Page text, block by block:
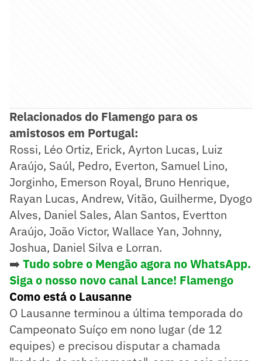
Relacionados do Flamengo para os
amistosos em Portugal:
Rossi, Léo Ortiz, Erick, Ayrton Lucas, Luiz
Araújo, Saúl, Pedro, Everton, Samuel Lino,
Jorginho, Emerson Royal, Bruno Henrique,
Rayan Lucas, Andrew, Vitão, Guilherme, Dyogo
Alves, Daniel Sales, Alan Santos, Evertton
Araújo, João Victor, Wallace Yan, Johnny,
Joshua, Daniel Silva e Lorran.
➡️ Tudo sobre o Mengão agora no WhatsApp.
Siga o nosso novo canal Lance! Flamengo
Como está o Lausanne
O Lausanne terminou a última temporada do
Campeonato Suíço em nono lugar (de 12
equipes) e precisou disputar a chamada